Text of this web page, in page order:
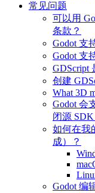
常见问题
可以用
条款？
Godot 支
Godot 支
GDScript
创建
What 3D
Godot 会
闭源
如何在我
成）？
Godot 编